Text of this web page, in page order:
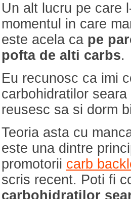
Un alt lucru pe care
momentul in care
este acela ca pe
pofta de alti carbs.
Eu recunosc ca imi
carbohidratilor
reusesc sa si dorm
Teoria asta cu
este una dintre
promotorii carb
scris recent. Poti fi
carbohidratilor